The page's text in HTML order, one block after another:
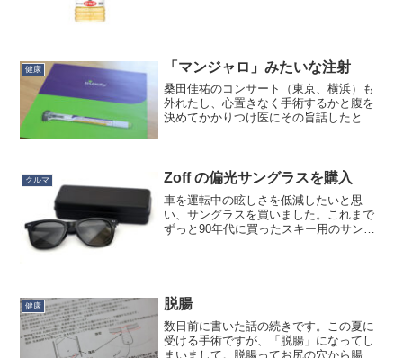
健康 「マンジャロ」みたいな注射
桑田佳祐のコンサート（東京、横浜）も
外れたし、心置きなく手術するかと腹を
決めてかかりつけ医にその旨話したとこ
態で手術をすると感染症のリス...
クルマ Zoff の偏光サングラスを購入
車を運転中の眩しさを低減したいと思
い、サングラスを買いました。これまで
ずっと90年代に買ったスキー用のサング
健康 脱腸
数日前に書いた話の続きです。この夏に
受ける手術ですが、「脱腸」になってし
まいまして。脱腸ってお尻の穴から腸が